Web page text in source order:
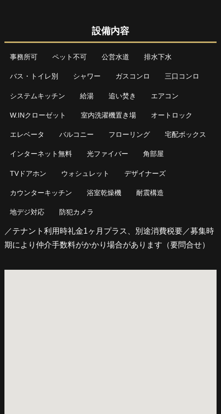
設備内容
事務所可 ペット不可 公営水道 排水下水
バス・トイレ別 シャワー ガスコンロ 三口コンロ
システムキッチン 給湯 追い焚き エアコン
W.INクローゼット 室内洗濯機置き場 オートロック
エレベータ バルコニー フローリング 宅配ボックス
インターネット無料 光ファイバー 角部屋
TVドアホン ウォシュレット デザイナーズ
カウンターキッチン 浴室乾燥機 耐震構造
地デジ対応 防犯カメラ
／テナント利用時礼金1ヶ月プラス、別途消費税要／募集時
期により仲介手数料がかかり場合があります（要問合せ）